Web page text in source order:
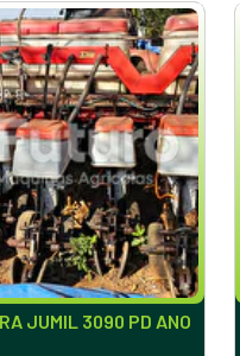
JUMIL 3090 PD ANO